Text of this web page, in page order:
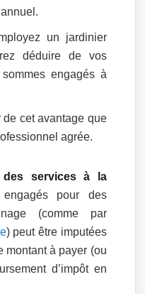
un jardinier
déduire de vos
engagés à
cet avantage que
agrée.
des services à la
pour des
(comme par
) peut être imputées
montant à payer (ou
d’impôt en